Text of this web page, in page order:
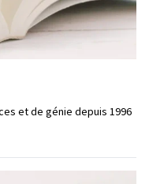
et de génie depuis 1996